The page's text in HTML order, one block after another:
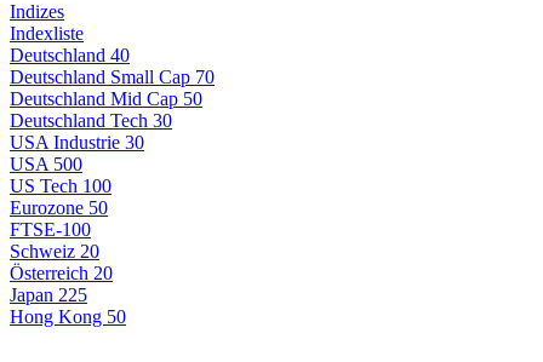
Indizes
Indexliste
Deutschland 40
Deutschland Small Cap 70
Deutschland Mid Cap 50
Deutschland Tech 30
USA Industrie 30
USA 500
US Tech 100
Eurozone 50
FTSE-100
Schweiz 20
Österreich 20
Japan 225
Hong Kong 50